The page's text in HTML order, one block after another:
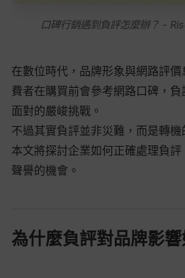
口碑行銷遇到負評怎麼辦？ -
在數位時代，品牌形象與網路評
費者在購買前會參考網路口碑，
面對的嚴峻挑戰。
不過其實負評並非災難，而是轉機
本文將探討企業如何正確處理負
聲譽的機會。
為什麼負評對品牌影響